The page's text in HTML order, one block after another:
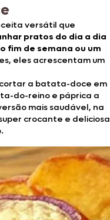
versátil que
pratos do dia a dia
fim de semana ou um
eles acrescentam um
a batata-doce em
do-reino e páprica a
mais saudável, na
crocante e deliciosa